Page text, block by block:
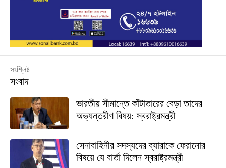
সংশ্লিষ্ট
সংবাদ
ভারতীয় সীমান্তে কাঁটাতারের বেড়া তাদের
অভ্যন্তরীণ বিষয়: স্বরাষ্ট্রমন্ত্রী
সেনাবাহিনীর সদস্যদের ব্যারাকে ফেরানোর
বিষয়ে যে বার্তা দিলেন স্বরাষ্ট্রমন্ত্রী